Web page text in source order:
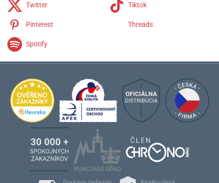
Twitter Tiktok
Pinterest Threads
Spotify